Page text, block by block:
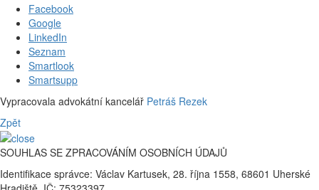
Facebook
Google
LinkedIn
Seznam
Smartlook
Smartsupp
Vypracovala advokátní kancelář Petráš Rezek
Zpět
SOUHLAS SE ZPRACOVÁNÍM OSOBNÍCH ÚDAJŮ
Identifikace správce: Václav Kartusek, 28. října 1558, 68601 Uherské